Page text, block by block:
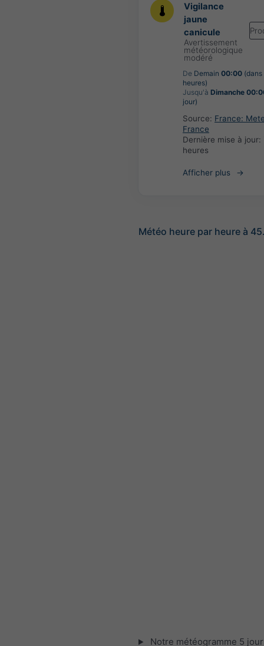
Vigilance
jaune
canicule
Avertissement
météorologique
modéré
De Demain 00:00 (dans
heures)
Jusqu'à Dimanche
jour)
Source: France:
France
Dernière mise à jour:
heures
Afficher plus
Météo heure par heure à
Notre météogramme 5